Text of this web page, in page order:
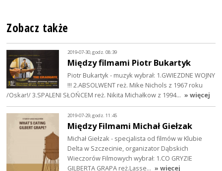
Zobacz także
2019-07-30, godz. 08:39
Między filmami Piotr Bukartyk
Piotr Bukartyk - muzyk wybrał: 1.GWIEZDNE WOJNY
!!! 2.ABSOLWENT reż. Mike Nichols z 1967 roku
/Oskar!/ 3.SPALENI SŁOŃCEM reż. Nikita Michałkow z 1994… » więcej
2019-07-29, godz. 11:45
Między Filmami Michał Giełzak
Michał Giełzak - specjalista od filmów w Klubie
Delta w Szczecinie, organizator Dąbskich
Wieczorów Filmowych wybrał: 1.CO GRYZIE
GILBERTA GRAPA reż.Lasse… » więcej